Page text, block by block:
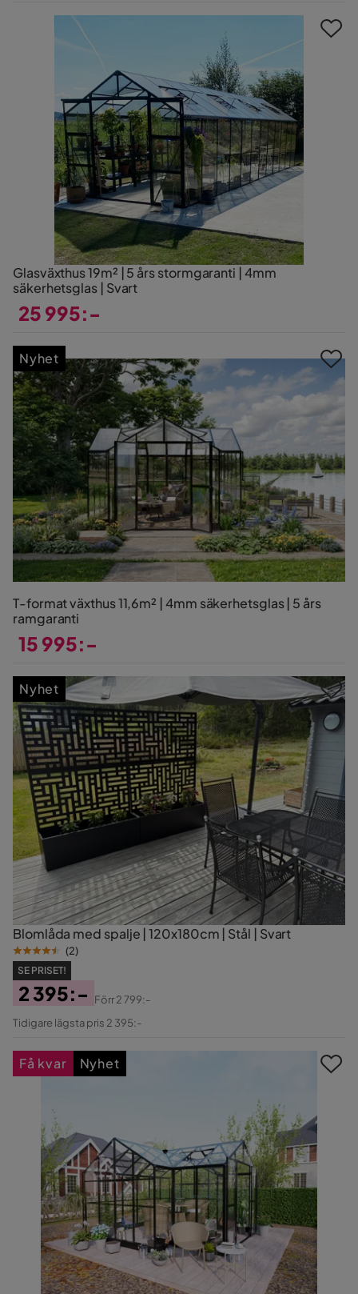
Glasväxthus 19m² | 5 års stormgaranti | 4mm
säkerhetsglas | Svart
25 995:-
T-format växthus 11,6m² | 4mm säkerhetsglas | 5 års
ramgaranti
15 995:-
Nyhet
Blomlåda med spalje | 120x180cm | Stål | Svart
(2)
SE PRISET!
Pris
2 395:-
Original
Förr2 799:-
Tidigare lägsta pris 2 395:-
Nyhet
Få kvar Nyhet